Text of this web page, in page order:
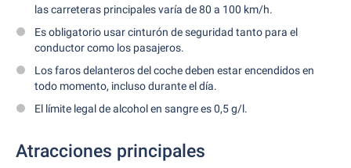
las carreteras principales varía de 80 a 100 km/h.
Es obligatorio usar cinturón de seguridad tanto para el
conductor como los pasajeros.
Los faros delanteros del coche deben estar encendidos en
todo momento, incluso durante el día.
El límite legal de alcohol en sangre es 0,5 g/l.
Atracciones principales